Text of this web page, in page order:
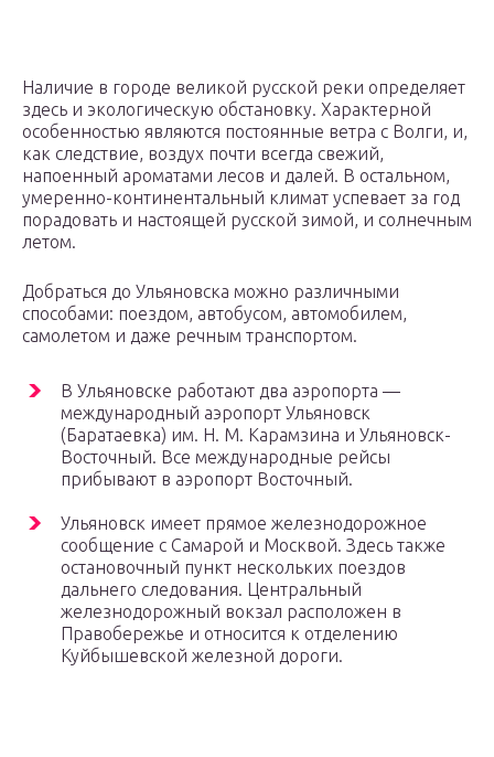
Наличие в городе великой русской реки определяет
здесь и экологическую обстановку. Характерной
особенностью являются постоянные ветра с Волги, и,
как следствие, воздух почти всегда свежий,
напоенный ароматами лесов и далей. В остальном,
умеренно-континентальный климат успевает за год
порадовать и настоящей русской зимой, и солнечным
летом.
Добраться до Ульяновска можно различными
способами: поездом, автобусом, автомобилем,
самолетом и даже речным транспортом.
В Ульяновске работают два аэропорта —
международный аэропорт Ульяновск
(Баратаевка) им. Н. М. Карамзина и Ульяновск-
Восточный. Все международные рейсы
прибывают в аэропорт Восточный.
Ульяновск имеет прямое железнодорожное
сообщение с Самарой и Москвой. Здесь также
остановочный пункт нескольких поездов
дальнего следования. Центральный
железнодорожный вокзал расположен в
Правобережье и относится к отделению
Куйбышевской железной дороги.